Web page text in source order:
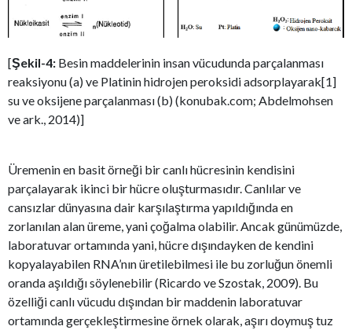
[Şekil-4: Besin maddelerinin insan vücudunda parçalanması
reaksiyonu (a) ve Platinin hidrojen peroksidi adsorplayarak[1]
su ve oksijene parçalanması (b) (konubak.com; Abdelmohsen
ve ark., 2014)]
Üremenin en basit örneği bir canlı hücresinin kendisini
parçalayarak ikinci bir hücre oluşturmasıdır. Canlılar ve
cansızlar dünyasına dair karşılaştırma yapıldığında en
zorlanılan alan üreme, yani çoğalma olabilir. Ancak günümüzde,
laboratuvar ortamında yani, hücre dışındayken de kendini
kopyalayabilen RNA’nın üretilebilmesi ile bu zorluğun önemli
oranda aşıldığı söylenebilir (Ricardo ve Szostak, 2009). Bu
özelliği canlı vücudu dışından bir maddenin laboratuvar
ortamında gerçekleştirmesine örnek olarak, aşırı doymuş tuz